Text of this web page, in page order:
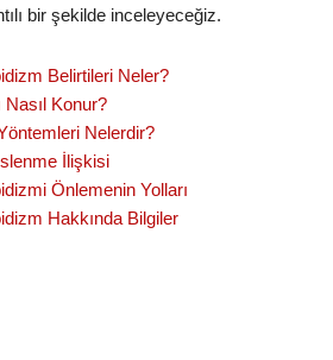
bir şekilde inceleyeceğiz.
Belirtileri Neler?
Nasıl Konur?
Nelerdir?
İlişkisi
Önlemenin Yolları
Hakkında Bilgiler